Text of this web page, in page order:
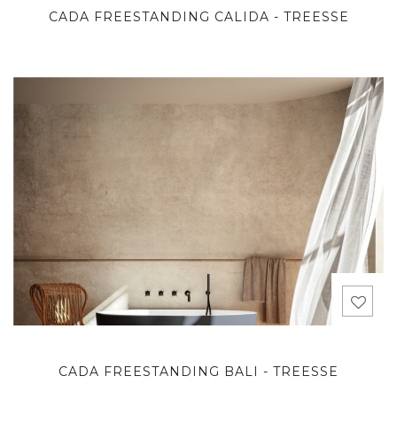
CADA FREESTANDING CALIDA - TREESSE
CADA FREESTANDING BALI - TREESSE